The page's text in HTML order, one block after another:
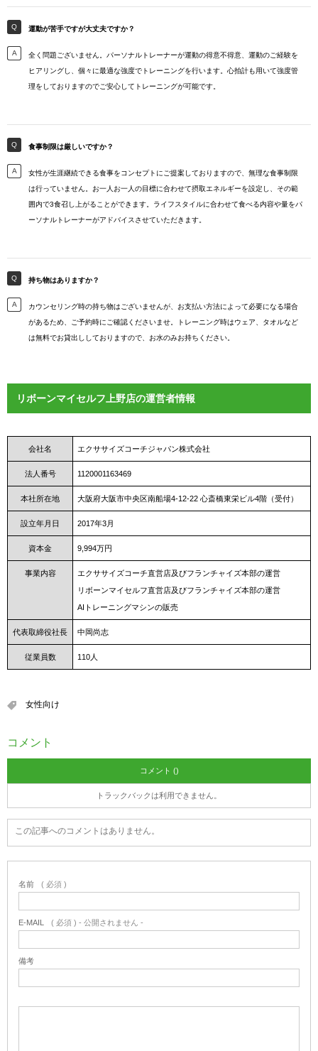
運動が苦手ですが大丈夫ですか？
全く問題ございません。パーソナルトレーナーが運動の得意不得意、運動のご経験を
ヒアリングし、個々に最適な強度でトレーニングを行います。心拍計も用いて強度管
理をしておりますのでご安心してトレーニングが可能です。
食事制限は厳しいですか？
女性が生涯継続できる食事をコンセプトにご提案しておりますので、無理な食事制限
は行っていません。お一人お一人の目標に合わせて摂取エネルギーを設定し、その範
囲内で3食召し上がることができます。ライフスタイルに合わせて食べる内容や量をパ
ーソナルトレーナーがアドバイスさせていただきます。
持ち物はありますか？
カウンセリング時の持ち物はございませんが、お支払い方法によって必要になる場合
があるため、ご予約時にご確認くださいませ。トレーニング時はウェア、タオルなど
は無料でお貸出ししておりますので、お水のみお持ちください。
リボーンマイセルフ上野店の運営者情報
会社名 エクササイズコーチジャパン株式会社
法人番号 1120001163469
本社所在地 大阪府大阪市中央区南船場4-12-22 心斎橋東栄ビル4階（受付）
設立年月日 2017年3月
資本金 9,994万円
事業内容
エクササイズコーチ直営店及びフランチャイズ本部の運営
リボーンマイセルフ直営店及びフランチャイズ本部の運営
AIトレーニングマシンの販売
代表取締役社長 中岡尚志
従業員数 110人
女性向け
コメント
コメント ()
トラックバックは利用できません。
この記事へのコメントはありません。
名前 ( 必須 )
E-MAIL ( 必須 ) - 公開されません -
備考